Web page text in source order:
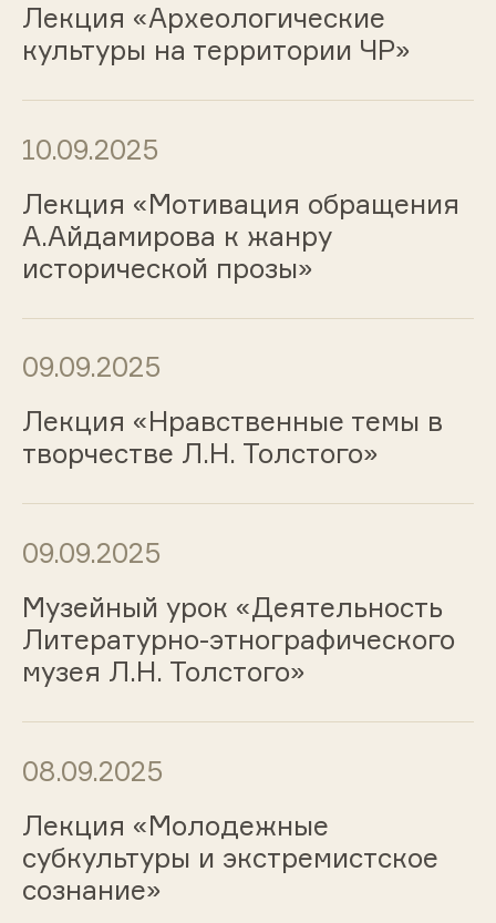
Лекция «Археологические
культуры на территории ЧР»
10.09.2025
Лекция «Мотивация обращения
А.Айдамирова к жанру
исторической прозы»
09.09.2025
Лекция «Нравственные темы в
творчестве Л.Н. Толстого»
09.09.2025
Музейный урок «Деятельность
Литературно-этнографического
музея Л.Н. Толстого»
08.09.2025
Лекция «Молодежные
субкультуры и экстремистское
сознание»